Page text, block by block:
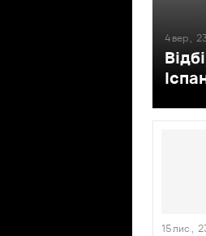
4 вер ,
15 лис ,